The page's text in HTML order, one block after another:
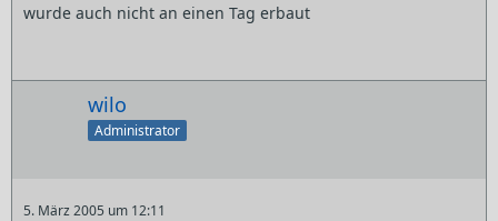
wurde auch nicht an einen Tag erbaut
wilo
Administrator
5. März 2005 um 12:11